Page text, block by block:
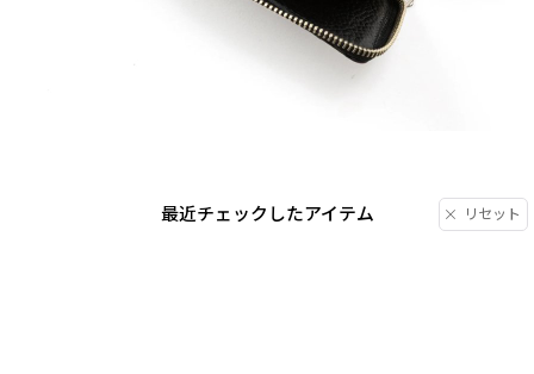
最近チェックしたアイテム リセット